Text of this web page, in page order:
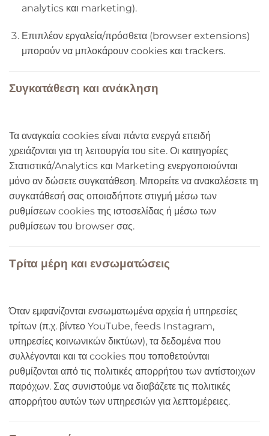
analytics και marketing).
Επιπλέον εργαλεία/πρόσθετα (browser extensions)
μπορούν να μπλοκάρουν cookies και trackers.
Συγκατάθεση και ανάκληση
Τα αναγκαία cookies είναι πάντα ενεργά επειδή
χρειάζονται για τη λειτουργία του site. Οι κατηγορίες
Στατιστικά/Analytics και Marketing ενεργοποιούνται
μόνο αν δώσετε συγκατάθεση. Μπορείτε να ανακαλέσετε τη
συγκατάθεσή σας οποιαδήποτε στιγμή μέσω των
ρυθμίσεων cookies της ιστοσελίδας ή μέσω των
ρυθμίσεων του browser σας.
Τρίτα μέρη και ενσωματώσεις
Όταν εμφανίζονται ενσωματωμένα αρχεία ή υπηρεσίες
τρίτων (π.χ. βίντεο YouTube, feeds Instagram,
υπηρεσίες κοινωνικών δικτύων), τα δεδομένα που
συλλέγονται και τα cookies που τοποθετούνται
ρυθμίζονται από τις πολιτικές απορρήτου των αντίστοιχων
παρόχων. Σας συνιστούμε να διαβάζετε τις πολιτικές
απορρήτου αυτών των υπηρεσιών για λεπτομέρειες.